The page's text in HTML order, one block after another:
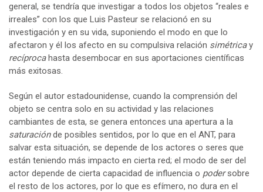
general, se tendría que investigar a todos los objetos “reales e
irreales” con los que Luis Pasteur se relacionó en su
investigación y en su vida, suponiendo el modo en que lo
afectaron y él los afecto en su compulsiva relación simétricay
recíprocahasta desembocar en sus aportaciones científicas
más exitosas.
Según el autor estadounidense, cuando la comprensión del
objeto se centra solo en su actividad y las relaciones
cambiantes de esta, se genera entonces una apertura a la
saturaciónde posibles sentidos, por lo que en el ANT, para
salvar esta situación, se depende de los actores o seres que
están teniendo más impacto en cierta red; el modo de ser del
actor depende de cierta capacidad de influencia o podersobre
el resto de los actores, por lo que es efímero, no dura en el